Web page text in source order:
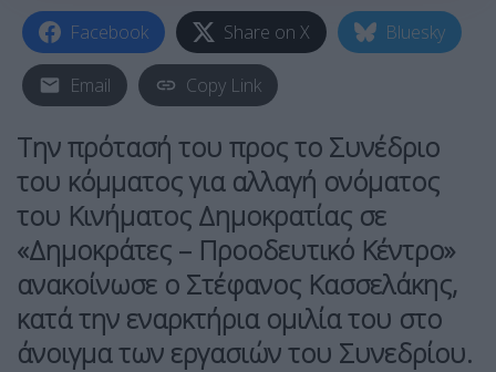
Facebook Share on X Bluesky
Email Copy Link
Την πρότασή του προς το Συνέδριο
του κόμματος για αλλαγή ονόματος
του Κινήματος Δημοκρατίας σε
«Δημοκράτες – Προοδευτικό Κέντρο»
ανακοίνωσε ο Στέφανος Κασσελάκης,
κατά την εναρκτήρια ομιλία του στο
άνοιγμα των εργασιών του Συνεδρίου.